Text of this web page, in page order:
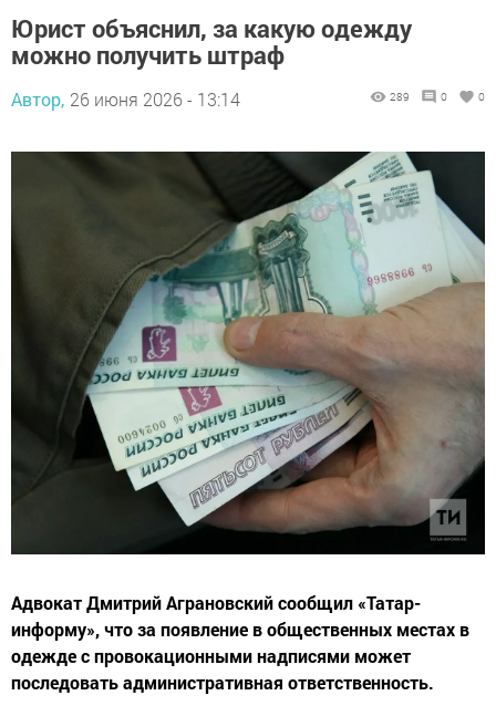
Юрист объяснил, за какую одежду
можно получить штраф
Автор, 26 июня 2026 - 13:14 289 0 0
Адвокат Дмитрий Аграновский сообщил «Татар-
информу», что за появление в общественных местах в
одежде с провокационными надписями может
последовать административная ответственность.